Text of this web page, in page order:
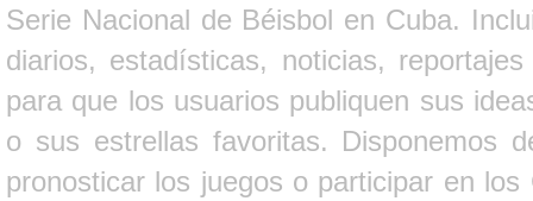
Serie Nacional de Béisbol en Cuba.
diarios, estadísticas, noticias,
para que los usuarios publiquen sus
o sus estrellas favoritas. Disponemos
pronosticar los juegos o participar en